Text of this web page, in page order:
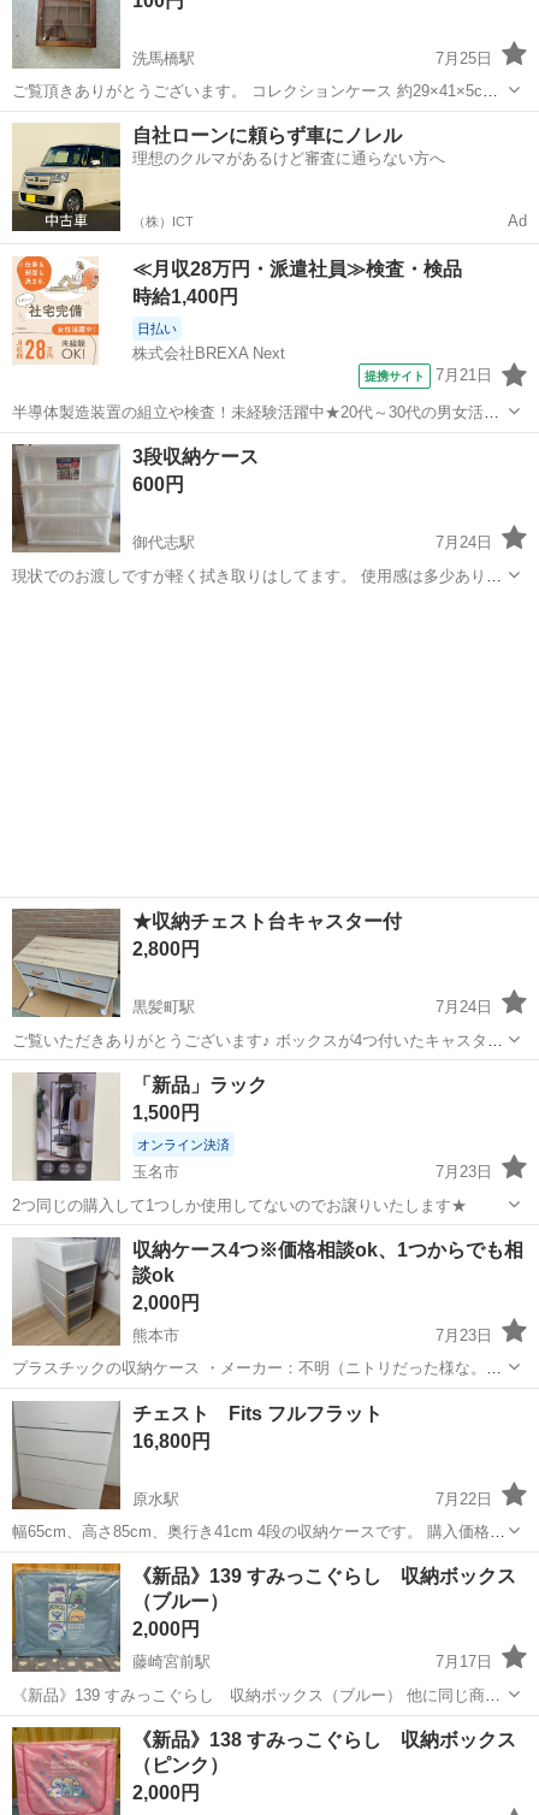
洗馬橋駅
7月25日
ご覧頂きありがとうございます。 コレクションケース 約29×41×5cm
壁掛けのコレクションケース
熊本 熊本市 洗馬橋駅 収納家具
自社ローンに頼らず車にノレル
理想のクルマがあるけど審査に通らない方へ
（株）ICT Ad
≪月収28万円・派遣社員≫検査・検品
時給1,400円
日払い
株式会社BREXA Next
提携サイト 7月21日
半導体製造装置の組立や検査！未経験活躍中★20代～30代の男女活躍
中★ワンルーム寮完備！赴任旅費会社負担！マイカー通勤OK！無料駐
車場あり！正社員登用あり！《熊本県菊池郡大津町》 人気の工場のお
仕事 ◇半導体製造装置の組立...
熊本 その他
3段収納ケース
600円
御代志駅
7月24日
現状でのお渡しですが軽く拭き取りはしてます。 使用感は多少ありま
★収納チェスト台キャスター付
2,800円
黒髪町駅
7月24日
ご覧いただきありがとうございます♪ ボックスが4つ付いたキャスター
付きのチェスト台 になります。 寸法 幅77cm✖️奥行き39cm✖️50cm
熊本 熊本市 黒髪町駅 収納家具
「新品」ラック
1,500円
オンライン決済
玉名市
7月23日
2つ同じの購入して1つしか使用してないのでお譲りいたします★
熊本 玉名市 収納家具 ラック
収納ケース4つ※価格相談ok、1つからでも相
談ok
2,000円
熊本市
7月23日
プラスチックの収納ケース ・メーカー：不明（ニトリだった様な。不
明です。） ・サイズ：①幅44×奥行73×高さ22（1ケース） ②幅44×奥
行73×高さ29（3ケース） ・4個セット※1...
熊本 熊本市 収納家具
チェスト Fits フルフラット
16,800円
原水駅
7月22日
幅65cm、高さ85cm、奥行き41cm 4段の収納ケースです。 購入価格は
19800円でした。 まだダンボールからも出していない 1つの未使用品
をお売りします。 人気のFitsフルフラット最新版です。 サイズは合わ
なかった...
熊本 菊池郡 原水駅 収納家具
《新品》139 すみっこぐらし 収納ボックス
（ブルー）
2,000円
藤崎宮前駅
7月17日
《新品》139 すみっこぐらし 収納ボックス（ブルー） 他に同じ商品
が、あと6点あります！！ アミューズメントにて 獲得時の割れ、 パッ
ケージに破損等があるかもしれません。 ご理解いただける方のみお願
い致します。 お取...
熊本 熊本市 藤崎宮前駅 すみっこぐらし
《新品》138 すみっこぐらし 収納ボックス
（ピンク）
2,000円